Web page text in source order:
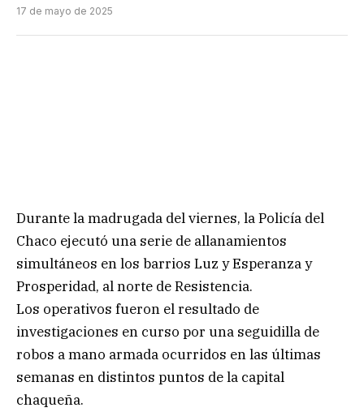
17 de mayo de 2025
Durante la madrugada del viernes, la Policía del
Chaco ejecutó una serie de allanamientos
simultáneos en los barrios Luz y Esperanza y
Prosperidad, al norte de Resistencia.
Los operativos fueron el resultado de
investigaciones en curso por una seguidilla de
robos a mano armada ocurridos en las últimas
semanas en distintos puntos de la capital
chaqueña.